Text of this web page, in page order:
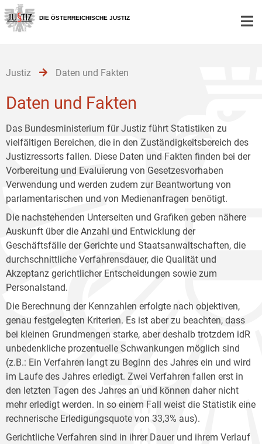
Zur
Hauptnavigation
[1]
Zum
Inhalt
[2]
Zum
Untermenü
[3]
DIE ÖSTERREICHISCHE JUSTIZ
Justiz Daten und Fakten
Daten und Fakten
Das Bundesministerium für Justiz führt Statistiken zu
vielfältigen Bereichen, die in den Zuständigkeitsbereich des
Justizressorts fallen. Diese Daten und Fakten finden bei der
Vorbereitung und Evaluierung von Gesetzesvorhaben
Verwendung und werden zudem zur Beantwortung von
parlamentarischen und von Medienanfragen benötigt.
Die nachstehenden Unterseiten und Grafiken geben nähere
Auskunft über die Anzahl und Entwicklung der
Geschäftsfälle der Gerichte und Staatsanwaltschaften, die
durchschnittliche Verfahrensdauer, die Qualität und
Akzeptanz gerichtlicher Entscheidungen sowie zum
Personalstand.
Die Berechnung der Kennzahlen erfolgte nach objektiven,
genau festgelegten Kriterien. Es ist aber zu beachten, dass
bei kleinen Grundmengen starke, aber deshalb trotzdem idR
unbedenkliche prozentuelle Schwankungen möglich sind
(z.B.: Ein Verfahren langt zu Beginn des Jahres ein und wird
im Laufe des Jahres erledigt. Zwei Verfahren fallen erst in
den letzten Tagen des Jahres an und können daher nicht
mehr erledigt werden. In so einem Fall weist die Statistik eine
rechnerische Erledigungsquote von 33,3% aus).
Gerichtliche Verfahren sind in ihrer Dauer und ihrem Verlauf